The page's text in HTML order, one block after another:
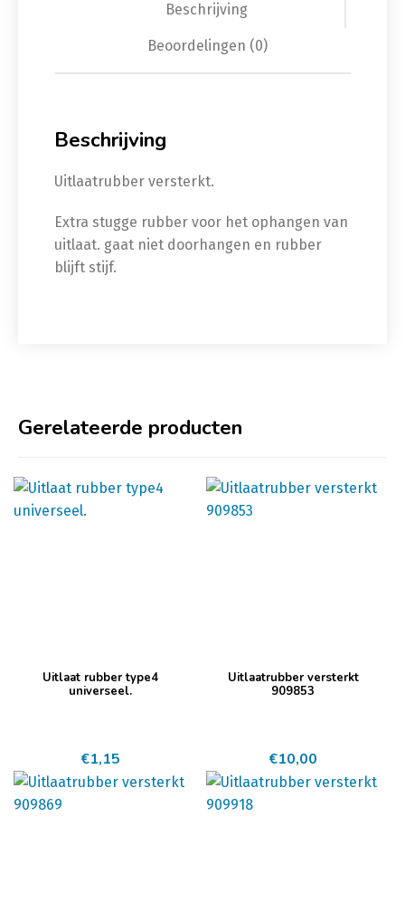
Beschrijving
Beoordelingen (0)
Beschrijving
Uitlaatrubber versterkt.
Extra stugge rubber voor het ophangen van
uitlaat. gaat niet doorhangen en rubber
blijft stijf.
Gerelateerde producten
Uitlaat rubber type4
universeel.
€1,15
Uitlaatrubber versterkt
909853
€10,00